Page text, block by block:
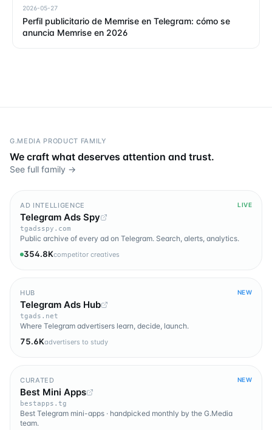
2026-05-27
Perfil publicitario de Memrise en Telegram: cómo se
anuncia Memrise en 2026
G.MEDIA PRODUCT FAMILY
We craft what deserves attention and trust.
See full family →
AD INTELLIGENCE LIVE
Telegram Ads Spy
tgadsspy.com
Public archive of every ad on Telegram. Search, alerts, analytics.
354.8Kcompetitor creatives
HUB NEW
Telegram Ads Hub
tgads.net
Where Telegram advertisers learn, decide, launch.
75.6Kadvertisers to study
CURATED NEW
Best Mini Apps
bestapps.tg
Best Telegram mini-apps · handpicked monthly by the G.Media
team.